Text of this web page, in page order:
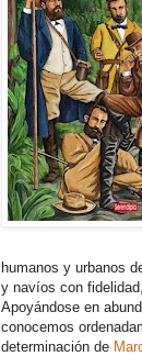
humanos y urbanos
y navíos con
Apoyándose en
conocemos
determinación de